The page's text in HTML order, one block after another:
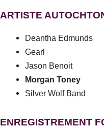
ARTISTE
Deantha Edmunds
Gearl
Jason Benoit
Morgan Toney
Silver Wolf Band
ENREGISTREMENT